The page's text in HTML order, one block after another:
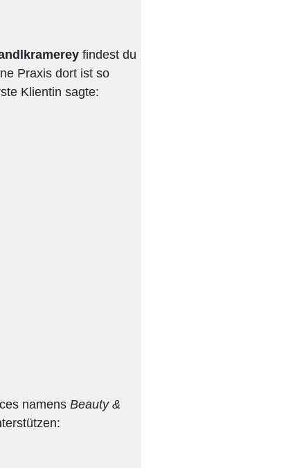
findest du
Praxis dort ist so
Klientin sagte:
namens Beauty &